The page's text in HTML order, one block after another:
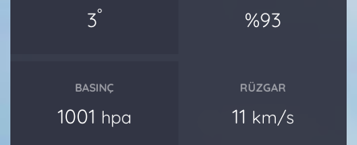
3° %93
BASINÇ
1001 hpa
RÜZGAR
11 km/s